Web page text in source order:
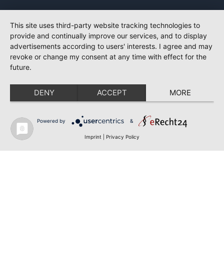
This site uses third-party website tracking technologies to
provide and continually improve our services, and to display
advertisements according to users' interests. I agree and may
revoke or change my consent at any time with effect for the
future.
DENY ACCEPT MORE
Powered by &
Imprint Privacy Policy